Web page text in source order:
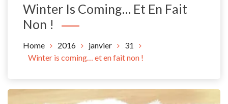
Winter Is Coming… Et En Fait
Non !
Home 2016 janvier
31
Winter is coming… et en fait non !